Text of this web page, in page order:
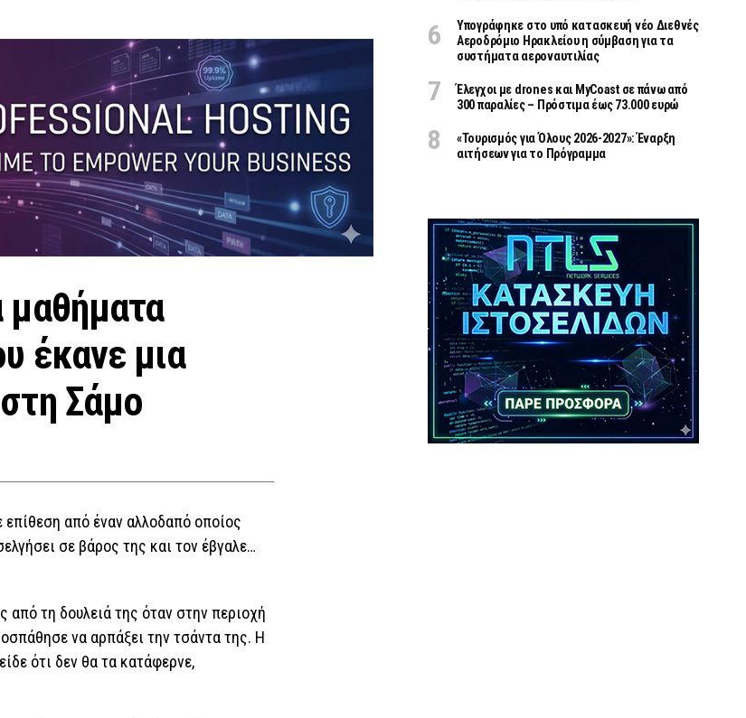
μαθήματα
έκανε μια
Σάμο
από έναν αλλοδαπό οποίος
σε βάρος της και τον έβγαλε…
από τη δουλειά της όταν στην περιοχή
να αρπάξει την τσάντα της. Η
ότι δεν θα τα κατάφερνε,
Υπογράφηκε στο υπό κατασκευή νέο Διεθνές
Αεροδρόμιο Ηρακλείου η σύμβαση για τα
συστήματα αεροναυτιλίας
Έλεγχοι με drones και MyCoast σε πάνω από
300 παραλίες – Πρόστιμα έως 73.000 ευρώ
«Τουρισμός για Όλους 2026-2027»: Έναρξη
αιτήσεων για το Πρόγραμμα